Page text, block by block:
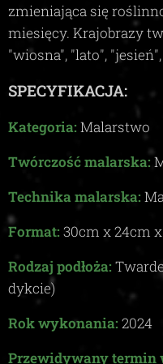
zmieniająca się
miesięcy. Krajobrazy
"wiosna", "lato",
SPECYFIKACJA:
Kategoria: Malarstwo
Twórczość malarska:
Technika malarska:
Format: 30cm x24cm x
Rodzaj podłoża:
dykcie)
Rok wykonania: 2024
Przewidywany termin